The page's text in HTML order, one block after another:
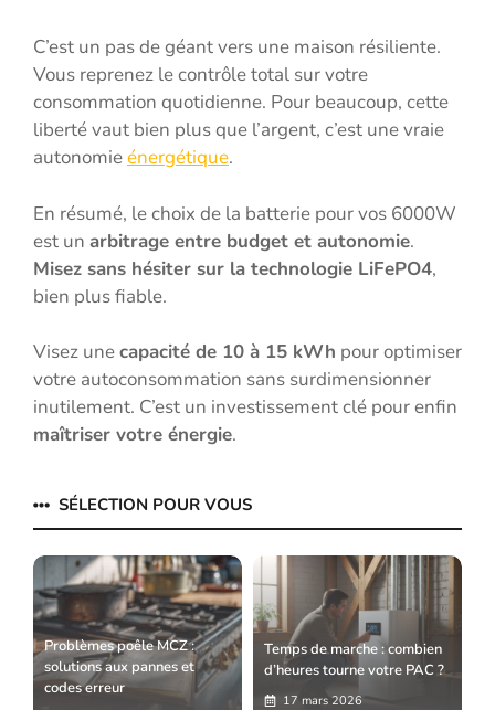
C’est un pas de géant vers une maison résiliente.
Vous reprenez le contrôle total sur votre
consommation quotidienne. Pour beaucoup, cette
liberté vaut bien plus que l’argent, c’est une vraie
autonomieénergétique.
En résumé, le choix de la batterie pour vos 6000W
est un arbitrage entre budget et autonomie.
Misez sans hésiter sur la technologie LiFePO4,
bien plus fiable.
Visez unecapacité de 10 à 15 kWh pour optimiser
votre autoconsommation sans surdimensionner
inutilement. C’est un investissement clé pour enfin
maîtriser votre énergie.
SÉLECTION POUR VOUS
Problèmes poêle MCZ :
solutions aux pannes et
codes erreur
Temps de marche : combien
d’heures tourne votre PAC ?
17 mars 2026